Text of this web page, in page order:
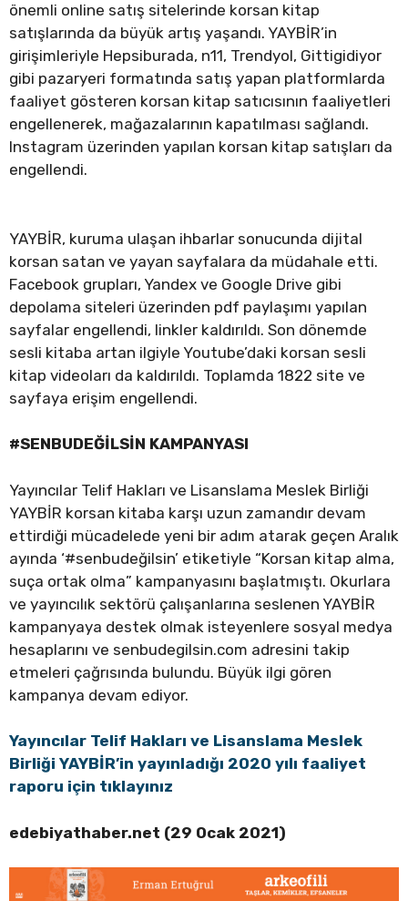
önemli online satış sitelerinde korsan kitap
satışlarında da büyük artış yaşandı. YAYBİR’in
girişimleriyle Hepsiburada, n11, Trendyol, Gittigidiyor
gibi pazaryeri formatında satış yapan platformlarda
faaliyet gösteren korsan kitap satıcısının faaliyetleri
engellenerek, mağazalarının kapatılması sağlandı.
Instagram üzerinden yapılan korsan kitap satışları da
engellendi.
YAYBİR, kuruma ulaşan ihbarlar sonucunda dijital
korsan satan ve yayan sayfalara da müdahale etti.
Facebook grupları, Yandex ve Google Drive gibi
depolama siteleri üzerinden pdf paylaşımı yapılan
sayfalar engellendi, linkler kaldırıldı. Son dönemde
sesli kitaba artan ilgiyle Youtube’daki korsan sesli
kitap videoları da kaldırıldı. Toplamda 1822 site ve
sayfaya erişim engellendi.
#SENBUDEĞİLSİN KAMPANYASI
Yayıncılar Telif Hakları ve Lisanslama Meslek Birliği
YAYBİR korsan kitaba karşı uzun zamandır devam
ettirdiği mücadelede yeni bir adım atarak geçen Aralık
ayında ‘#senbudeğilsin’ etiketiyle “Korsan kitap alma,
suça ortak olma” kampanyasını başlatmıştı. Okurlara
ve yayıncılık sektörü çalışanlarına seslenen YAYBİR
kampanyaya destek olmak isteyenlere sosyal medya
hesaplarını ve senbudegilsin.com adresini takip
etmeleri çağrısında bulundu. Büyük ilgi gören
kampanya devam ediyor.
Yayıncılar Telif Hakları ve Lisanslama Meslek
Birliği YAYBİR’in yayınladığı 2020 yılı faaliyet
raporu için tıklayınız
edebiyathaber.net (29 Ocak 2021)